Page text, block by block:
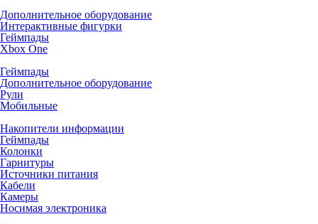
Дополнительное оборудование
Интерактивные фигурки
Геймпады
Xbox One
Геймпады
Дополнительное оборудование
Рули
Мобильные
Накопители информации
Геймпады
Колонки
Гарнитуры
Источники питания
Кабели
Камеры
Носимая электроника